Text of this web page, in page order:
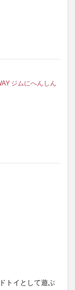
ジムにへんしん
トイとして遊ぶ